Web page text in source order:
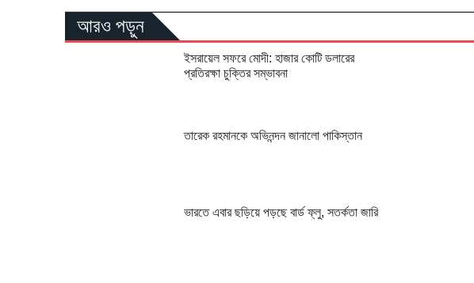
আরও পড়ুন
ইসরায়েল সফরে মোদী: হাজার কোটি ডলারের
প্রতিরক্ষা চুক্তির সম্ভাবনা
তারেক রহমানকে অভিনন্দন জানালো পাকিস্তান
ভারতে এবার ছড়িয়ে পড়ছে বার্ড ফ্লু, সতর্কতা জারি